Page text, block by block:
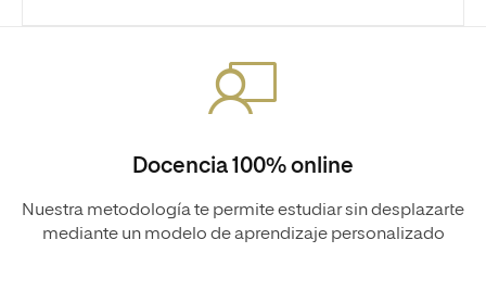
Docencia 100% online
Nuestra metodología te permite estudiar sin desplazarte
mediante un modelo de aprendizaje personalizado